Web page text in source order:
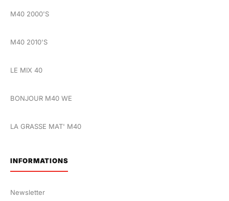
M40 2000'S
M40 2010'S
LE MIX 40
BONJOUR M40 WE
LA GRASSE MAT' M40
INFORMATIONS
Newsletter